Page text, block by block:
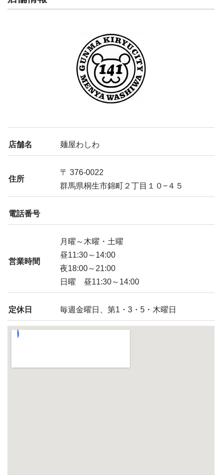
店舗名 麺屋わしわ
住所
〒 376-0022
群馬県桐生市錦町２丁目１０−４５
電話番号
営業時間
月曜～木曜・土曜
昼11:30～14:00
夜18:00～21:00
日曜 昼11:30～14:00
定休日 毎週金曜日、第1・3・5・木曜日